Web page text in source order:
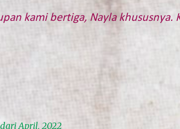
kami bertiga, Nayla khususnya.
April, 2022